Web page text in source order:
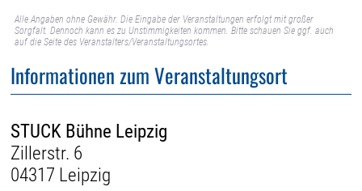
Alle Angaben ohne Gewähr. Die Eingabe der Veranstaltungen erfolgt mit großer
Sorgfalt. Dennoch kann es zu Unstimmigkeiten kommen. Bitte schauen Sie ggf. auch
auf die Seite des Veranstalters/Veranstaltungsortes.
Informationen zum Veranstaltungsort
STUCK Bühne Leipzig
Zillerstr. 6
04317 Leipzig